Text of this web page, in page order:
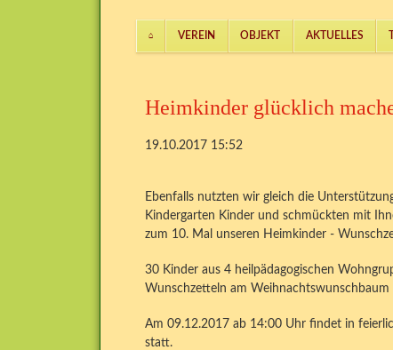
VEREIN OBJEKT AKTUELLES
Heimkinder glücklich
19.10.2017 15:52
Ebenfalls nutzten wir gleich die
Kindergarten Kinder und schmückten mit
zum 10. Mal unseren Heimkinder -
30 Kinder aus 4 heilpädagogischen
Wunschzetteln am Weihnachtswunschbaum
Am 09.12.2017 ab 14:00 Uhr findet in
statt.